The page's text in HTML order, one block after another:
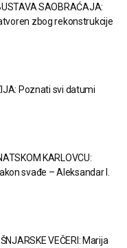
SAOBRAĆAJA:
zbog rekonstrukcije
Poznati svi datumi
KARLOVCU:
svađe – Aleksandar I.
VEČERI: Marija